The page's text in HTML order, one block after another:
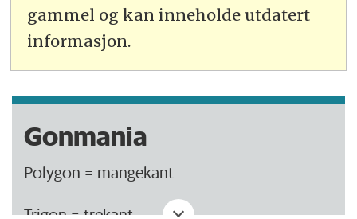
gammel og kan inneholde utdatert
informasjon.
Gonmania
Polygon = mangekant
Trigon = trekant